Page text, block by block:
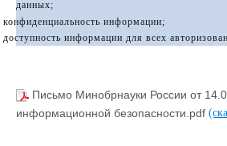
данных;
конфиденциальность информации;
доступность информации для всех
Письмо Минобрнауки России от
информационной безопасности.pdf